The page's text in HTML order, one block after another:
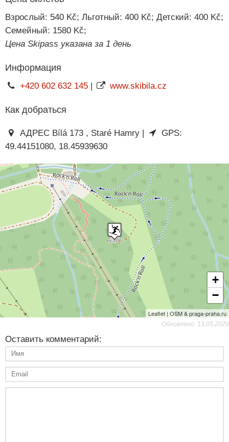
Взрослый: 540 Kč; Льготный: 400 Kč; Детский: 400 Kč;
Семейный: 1580 Kč;
Цена Skipass указана за 1 день
Информация
+420 602 632 145| www.skibila.cz
Как добраться
АДРЕС Bílá 173 , Staré Hamry |
GPS:
49.44151080, 18.45939630
+
−
Leaflet | OSM & praga-praha.ru
Обновлено: 13.05.2020
Оставить комментарий: